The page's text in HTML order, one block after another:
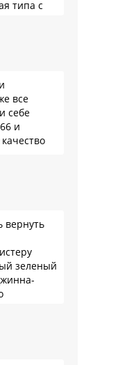
типа с
все
себе
и
вернуть
зеленый